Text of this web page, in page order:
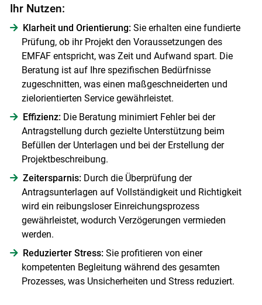
Ihr Nutzen:
Klarheit und Orientierung: Sie erhalten eine fundierte
Prüfung, ob ihr Projekt den Voraussetzungen des
EMFAF entspricht, was Zeit und Aufwand spart. Die
Beratung ist auf Ihre spezifischen Bedürfnisse
zugeschnitten, was einen maßgeschneiderten und
zielorientierten Service gewährleistet.
Effizienz:Die Beratung minimiert Fehler bei der
Antragstellung durch gezielte Unterstützung beim
Befüllen der Unterlagen und bei der Erstellung der
Projektbeschreibung.
Zeitersparnis: Durch die Überprüfung der
Antragsunterlagen auf Vollständigkeit und Richtigkeit
wird ein reibungsloser Einreichungsprozess
gewährleistet, wodurch Verzögerungen vermieden
werden.
Reduzierter Stress:Sie profitieren von einer
kompetenten Begleitung während des gesamten
Prozesses, was Unsicherheiten und Stress reduziert.